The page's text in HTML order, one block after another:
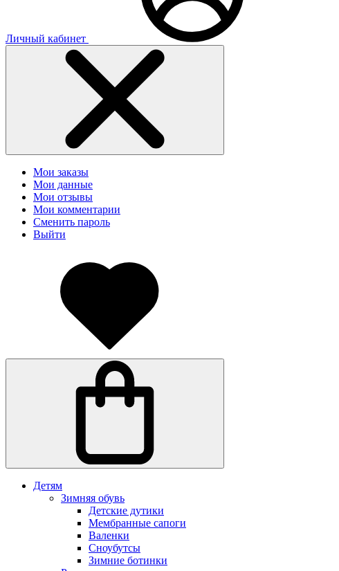
Личный кабинет
Мои заказы
Мои данные
Мои отзывы
Мои комментарии
Сменить пароль
Выйти
Детям
Зимняя обувь
Детские дутики
Мембранные сапоги
Валенки
Сноубутсы
Зимние ботинки